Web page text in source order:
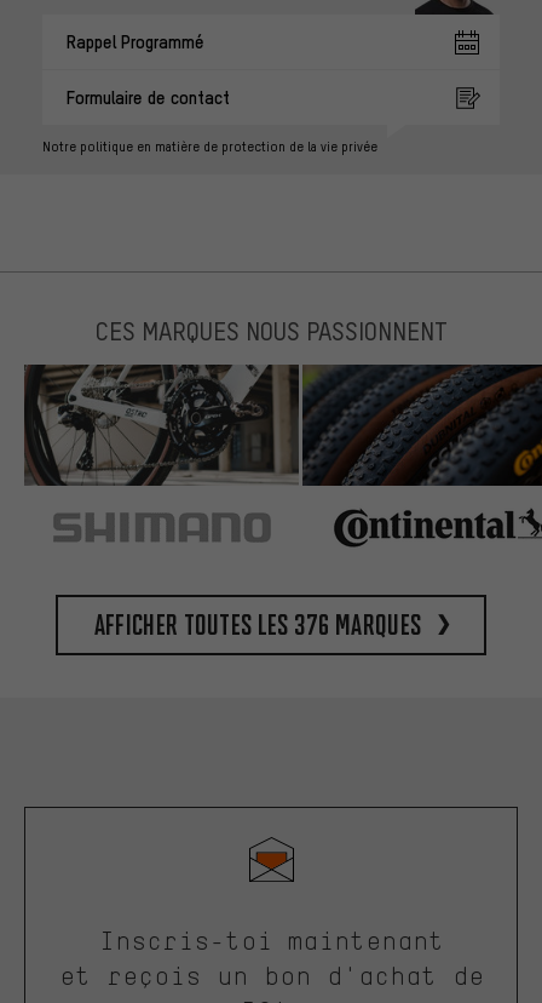
Rappel Programmé
Formulaire de contact
Notre politique en matière de protection de la vie privée
CES MARQUES NOUS PASSIONNENT
Afficher toutes les 376 marques
Inscris-toi maintenant
et reçois un bon d'achat de